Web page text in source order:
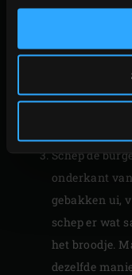
platte burger
bak ca. 1
Schep de
onderkant
gebakken ui,
schep er wat
het broodje.
dezelfde